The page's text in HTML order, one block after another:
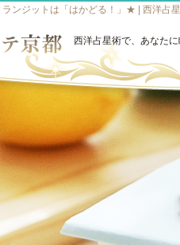
ンジットは「はかどる！」★ | 西洋占
西洋占星術で、あなた